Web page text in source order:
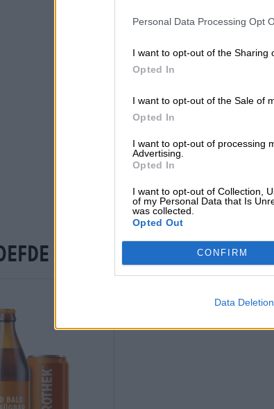
Personal Data Processing Opt
I want to opt-out of the Sharing
Opted In
I want to opt-out of the Sale of
Opted In
I want to opt-out of processing
Advertising.
Opted In
I want to opt-out of Collection,
of my Personal Data that Is
was collected.
Opted Out
CONFIRM
Data Deletion
de
van cola en
Deze
Heb je
je ook